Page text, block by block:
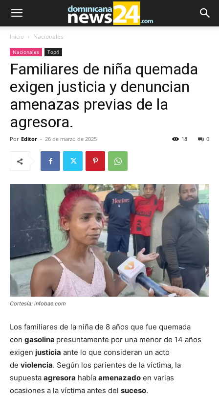
Inicio Nacionales
Nacionales Top4
Familiares de niña quemada
exigen justicia y denuncian
amenazas previas de la
agresora.
Por Editor - 26 de marzo de 2025 0
18
Cortesía: infobae.com
Los familiares de la niña de 8 años que fue quemada
con gasolina presuntamente por una menor de 14 años
exigen justicia ante lo que consideran un acto
de violencia. Según los parientes de la víctima, la
supuesta agresora había amenazado en varias
ocasiones a la víctima antes del suceso.